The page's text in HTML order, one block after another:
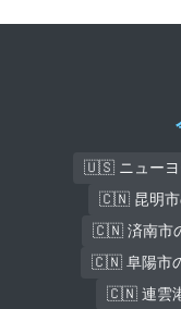
🇺🇸 ニューヨ
🇨🇳 昆明市
🇨🇳 済南市
🇨🇳 阜陽市
🇨🇳 連雲